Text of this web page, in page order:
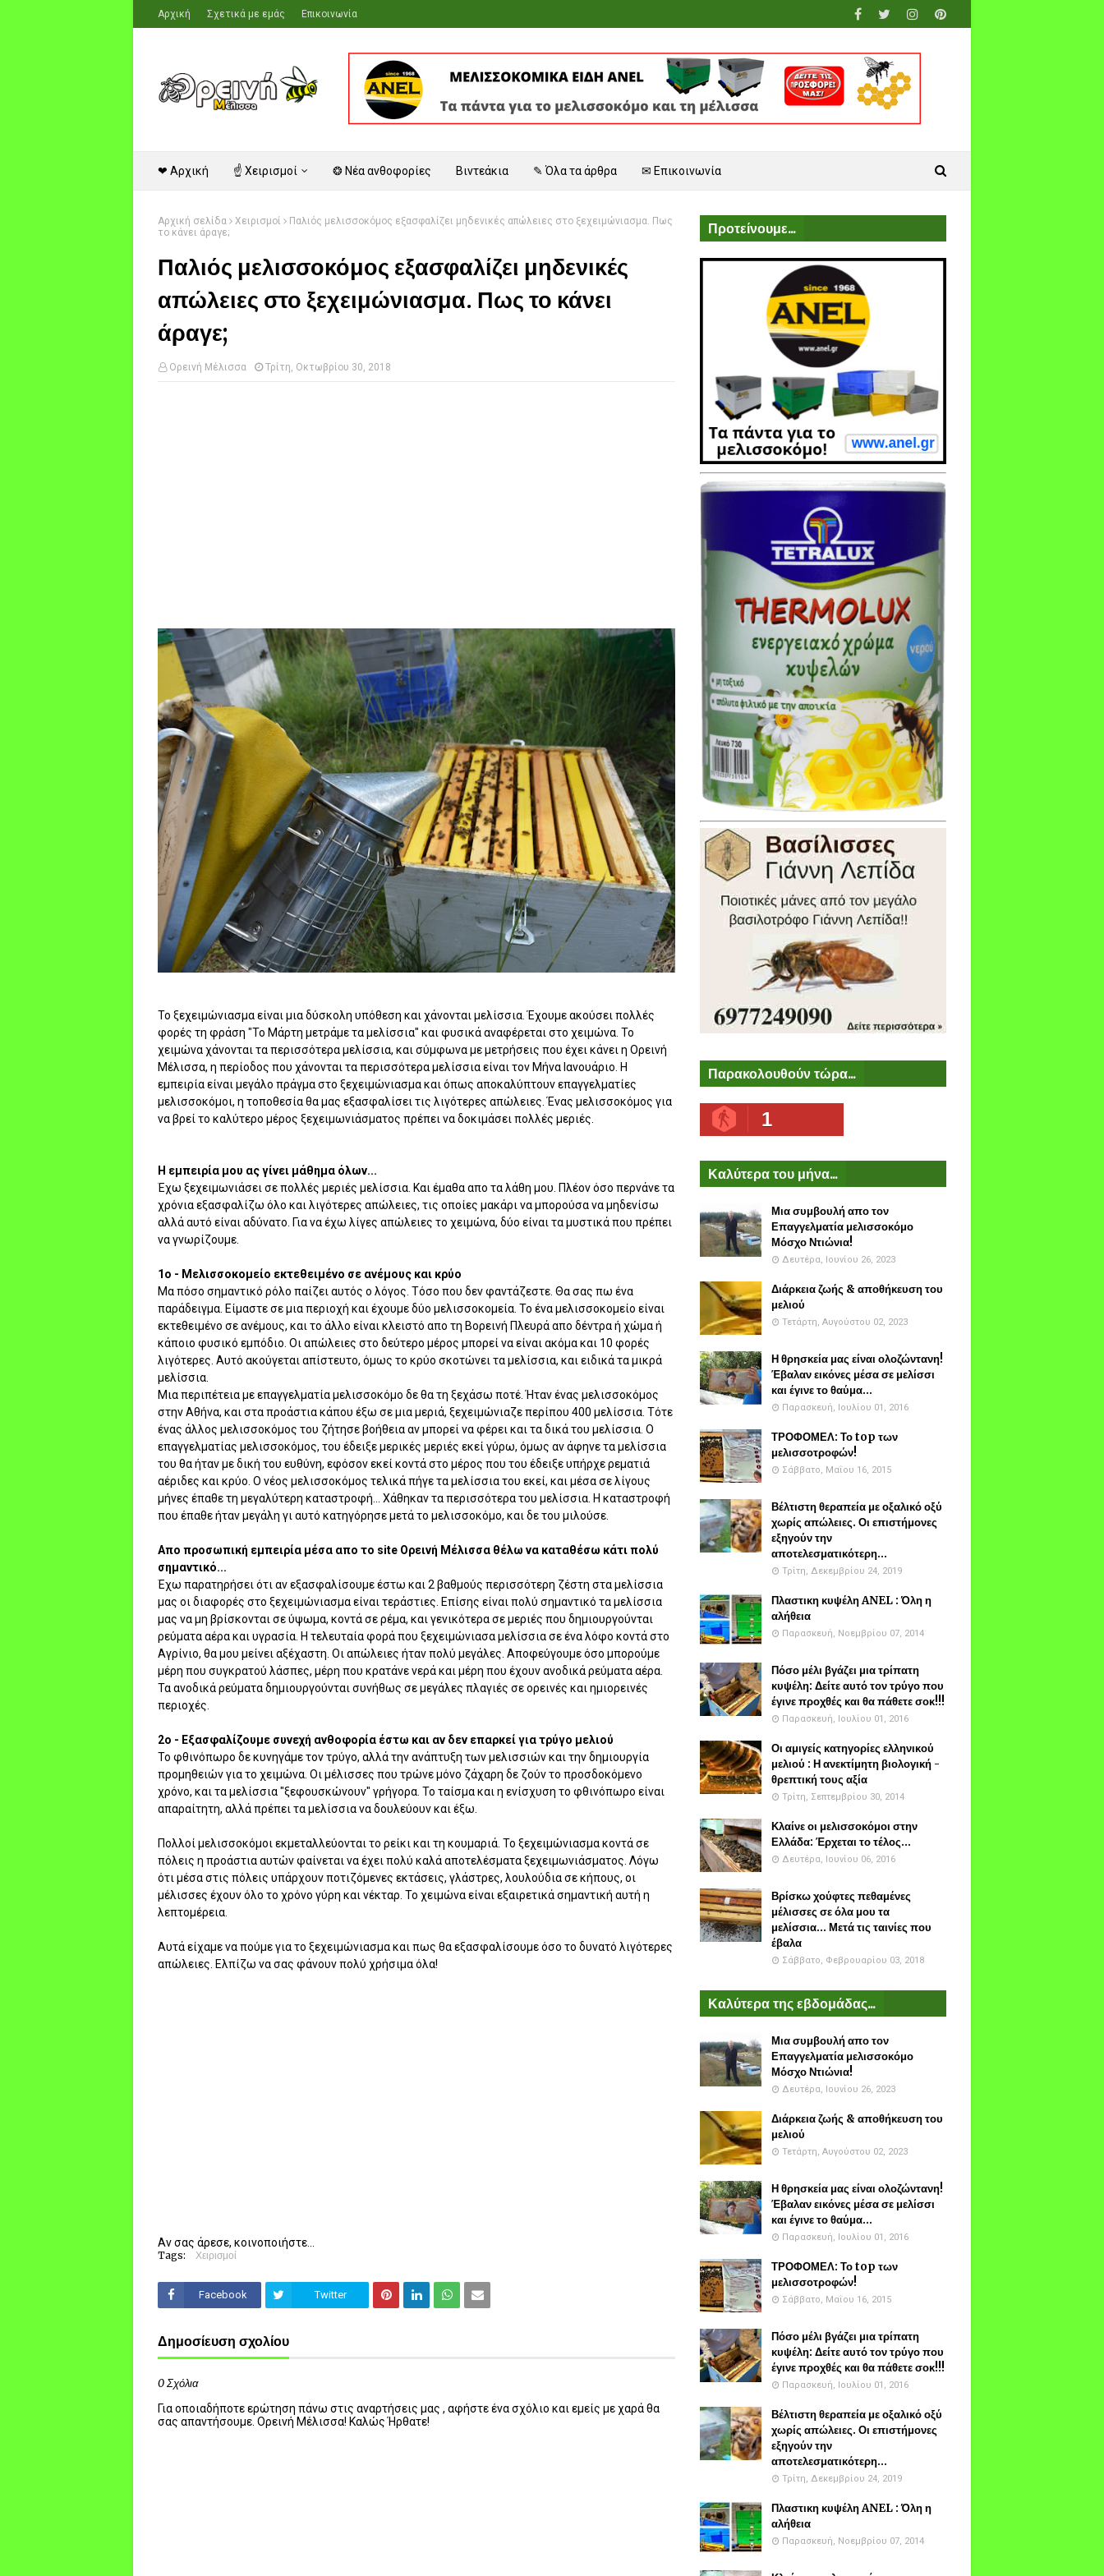
Αρχική Σχετικά με εμάς Επικοινωνία
❤ Αρχική ☝ Χειρισμοί ❂ Νέα ανθοφορίες Βιντεάκια ✎ Όλα τα άρθρα ✉ Επικοινωνία
Αρχική σελίδα Χειρισμοί
Παλιός μελισσοκόμος εξασφαλίζει μηδενικές απώλειες στο ξεχειμώνιασμα. Πως
το κάνει άραγε;
Παλιός μελισσοκόμος εξασφαλίζει μηδενικές
απώλειες στο ξεχειμώνιασμα. Πως το κάνει
άραγε;
Ορεινή Μέλισσα Τρίτη, Οκτωβρίου 30, 2018
Το ξεχειμώνιασμα είναι μια δύσκολη υπόθεση και χάνονται μελίσσια. Έχουμε ακούσει πολλές
φορές τη φράση "Το Μάρτη μετράμε τα μελίσσια" και φυσικά αναφέρεται στο χειμώνα. Το
χειμώνα χάνονται τα περισσότερα μελίσσια, και σύμφωνα με μετρήσεις που έχει κάνει η Ορεινή
Μέλισσα, η περίοδος που χάνονται τα περισσότερα μελίσσια είναι τον Μήνα Ιανουάριο. Η
εμπειρία είναι μεγάλο πράγμα στο ξεχειμώνιασμα και όπως αποκαλύπτουν επαγγελματίες
μελισσοκόμοι, η τοποθεσία θα μας εξασφαλίσει τις λιγότερες απώλειες. Ένας μελισσοκόμος για
να βρεί το καλύτερο μέρος ξεχειμωνιάσματος πρέπει να δοκιμάσει πολλές μεριές.
Η εμπειρία μου ας γίνει μάθημα όλων...
Έχω ξεχειμωνιάσει σε πολλές μεριές μελίσσια. Και έμαθα απο τα λάθη μου. Πλέον όσο περνάνε τα
χρόνια εξασφαλίζω όλο και λιγότερες απώλειες, τις οποίες μακάρι να μπορούσα να μηδενίσω
αλλά αυτό είναι αδύνατο. Για να έχω λίγες απώλειες το χειμώνα, δύο είναι τα μυστικά που πρέπει
να γνωρίζουμε.
1ο - Μελισσοκομείο εκτεθειμένο σε ανέμους και κρύο
Μα πόσο σημαντικό ρόλο παίζει αυτός ο λόγος. Τόσο που δεν φαντάζεστε. Θα σας πω ένα
παράδειγμα. Είμαστε σε μια περιοχή και έχουμε δύο μελισσοκομεία. Το ένα μελισσοκομείο είναι
εκτεθειμένο σε ανέμους, και το άλλο είναι κλειστό απο τη Βορεινή Πλευρά απο δέντρα ή χώμα ή
κάποιο φυσικό εμπόδιο. Οι απώλειες στο δεύτερο μέρος μπορεί να είναι ακόμα και 10 φορές
λιγότερες. Αυτό ακούγεται απίστευτο, όμως το κρύο σκοτώνει τα μελίσσια, και ειδικά τα μικρά
μελίσσια.
Μια περιπέτεια με επαγγελματία μελισσοκόμο δε θα τη ξεχάσω ποτέ. Ήταν ένας μελισσοκόμος
στην Αθήνα, και στα προάστια κάπου έξω σε μια μεριά, ξεχειμώνιαζε περίπου 400 μελίσσια. Τότε
ένας άλλος μελισσοκόμος του ζήτησε βοήθεια αν μπορεί να φέρει και τα δικά του μελίσσια. Ο
επαγγελματίας μελισσοκόμος, του έδειξε μερικές μεριές εκεί γύρω, όμως αν άφηνε τα μελίσσια
του θα ήταν με δική του ευθύνη, εφόσον εκεί κοντά στο μέρος που του έδειξε υπήρχε ρεματιά
αέριδες και κρύο. Ο νέος μελισσοκόμος τελικά πήγε τα μελίσσια του εκεί, και μέσα σε λίγους
μήνες έπαθε τη μεγαλύτερη καταστροφή... Χάθηκαν τα περισσότερα του μελίσσια. Η καταστροφή
που έπαθε ήταν μεγάλη γι αυτό κατηγόρησε μετά το μελισσοκόμο, και δε του μιλούσε.
Απο προσωπική εμπειρία μέσα απο το site Ορεινή Μέλισσα θέλω να καταθέσω κάτι πολύ
σημαντικό...
Έχω παρατηρήσει ότι αν εξασφαλίσουμε έστω και 2 βαθμούς περισσότερη ζέστη στα μελίσσια
μας οι διαφορές στο ξεχειμώνιασμα είναι τεράστιες. Επίσης είναι πολύ σημαντικό τα μελίσσια
μας να μη βρίσκονται σε ύψωμα, κοντά σε ρέμα, και γενικότερα σε μεριές που δημιουργούνται
ρεύματα αέρα και υγρασία. Η τελευταία φορά που ξεχειμώνιασα μελίσσια σε ένα λόφο κοντά στο
Αγρίνιο, θα μου μείνει αξέχαστη. Οι απώλειες ήταν πολύ μεγάλες. Αποφεύγουμε όσο μπορούμε
μέρη που συγκρατού λάσπες, μέρη που κρατάνε νερά και μέρη που έχουν ανοδικά ρεύματα αέρα.
Τα ανοδικά ρεύματα δημιουργούνται συνήθως σε μεγάλες πλαγιές σε ορεινές και ημιορεινές
περιοχές.
2ο - Εξασφαλίζουμε συνεχή ανθοφορία έστω και αν δεν επαρκεί για τρύγο μελιού
Το φθινόπωρο δε κυνηγάμε τον τρύγο, αλλά την ανάπτυξη των μελισσιών και την δημιουργία
προμηθειών για το χειμώνα. Οι μέλισσες που τρώνε μόνο ζάχαρη δε ζούν το προσδοκόμενο
χρόνο, και τα μελίσσια "ξεφουσκώνουν" γρήγορα. Το ταίσμα και η ενίσχυση το φθινόπωρο είναι
απαραίτητη, αλλά πρέπει τα μελίσσια να δουλεύουν και έξω.
Πολλοί μελισσοκόμοι εκμεταλλεύονται το ρείκι και τη κουμαριά. Το ξεχειμώνιασμα κοντά σε
πόλεις η προάστια αυτών φαίνεται να έχει πολύ καλά αποτελέσματα ξεχειμωνιάσματος. Λόγω
ότι μέσα στις πόλεις υπάρχουν ποτιζόμενες εκτάσεις, γλάστρες, λουλούδια σε κήπους, οι
μέλισσες έχουν όλο το χρόνο γύρη και νέκταρ. Το χειμώνα είναι εξαιρετικά σημαντική αυτή η
λεπτομέρεια.
Αυτά είχαμε να πούμε για το ξεχειμώνιασμα και πως θα εξασφαλίσουμε όσο το δυνατό λιγότερες
απώλειες. Ελπίζω να σας φάνουν πολύ χρήσιμα όλα!
Αν σας άρεσε, κοινοποιήστε...
Tags: Χειρισμοί
Facebook Twitter
Δημοσίευση σχολίου
0 Σχόλια
Για οποιαδήποτε ερώτηση πάνω στις αναρτήσεις μας , αφήστε ένα σχόλιο και εμείς με χαρά θα
σας απαντήσουμε. Ορεινή Μέλισσα! Καλώς Ήρθατε!
Προτείνουμε...
Παρακολουθούν τώρα...
1
Καλύτερα του μήνα...
Μια συμβουλή απο τον
Επαγγελματία μελισσοκόμο
Μόσχο Ντιώνια!
Δευτέρα, Ιουνίου 26, 2023
Διάρκεια ζωής & αποθήκευση του
μελιού
Τετάρτη, Αυγούστου 02, 2023
Η θρησκεία μας είναι ολοζώντανη!
Έβαλαν εικόνες μέσα σε μελίσσι
και έγινε το θαύμα...
Παρασκευή, Ιουλίου 01, 2016
ΤΡΟΦΟΜΕΛ: Το top των
μελισσοτροφών!
Σάββατο, Μαΐου 16, 2015
Βέλτιστη θεραπεία με οξαλικό οξύ
χωρίς απώλειες. Οι επιστήμονες
εξηγούν την
αποτελεσματικότερη...
Τρίτη, Δεκεμβρίου 24, 2019
Πλαστικη κυψέλη ANEL : Όλη η
αλήθεια
Παρασκευή, Νοεμβρίου 07, 2014
Πόσο μέλι βγάζει μια τρίπατη
κυψέλη: Δείτε αυτό τον τρύγο που
έγινε προχθές και θα πάθετε σοκ!!!
Παρασκευή, Ιουλίου 01, 2016
Οι αμιγείς κατηγορίες ελληνικού
μελιού : Η ανεκτίμητη βιολογική -
θρεπτική τους αξία
Τρίτη, Σεπτεμβρίου 30, 2014
Κλαίνε οι μελισσοκόμοι στην
Ελλάδα: Έρχεται το τέλος...
Δευτέρα, Ιουνίου 06, 2016
Βρίσκω χούφτες πεθαμένες
μέλισσες σε όλα μου τα
μελίσσια... Μετά τις ταινίες που
έβαλα
Σάββατο, Φεβρουαρίου 03, 2018
Καλύτερα της εβδομάδας...
Μια συμβουλή απο τον
Επαγγελματία μελισσοκόμο
Μόσχο Ντιώνια!
Δευτέρα, Ιουνίου 26, 2023
Διάρκεια ζωής & αποθήκευση του
μελιού
Τετάρτη, Αυγούστου 02, 2023
Η θρησκεία μας είναι ολοζώντανη!
Έβαλαν εικόνες μέσα σε μελίσσι
και έγινε το θαύμα...
Παρασκευή, Ιουλίου 01, 2016
ΤΡΟΦΟΜΕΛ: Το top των
μελισσοτροφών!
Σάββατο, Μαΐου 16, 2015
Πόσο μέλι βγάζει μια τρίπατη
κυψέλη: Δείτε αυτό τον τρύγο που
έγινε προχθές και θα πάθετε σοκ!!!
Παρασκευή, Ιουλίου 01, 2016
Βέλτιστη θεραπεία με οξαλικό οξύ
χωρίς απώλειες. Οι επιστήμονες
εξηγούν την
αποτελεσματικότερη...
Τρίτη, Δεκεμβρίου 24, 2019
Πλαστικη κυψέλη ANEL : Όλη η
αλήθεια
Παρασκευή, Νοεμβρίου 07, 2014